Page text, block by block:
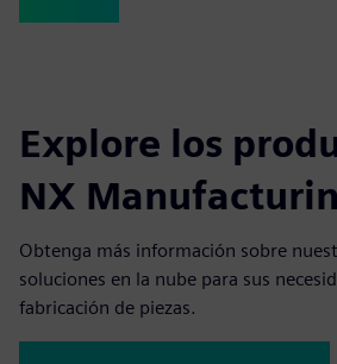
Explore los
NX
Obtenga más información sobre
soluciones en la nube para sus
fabricación de piezas.